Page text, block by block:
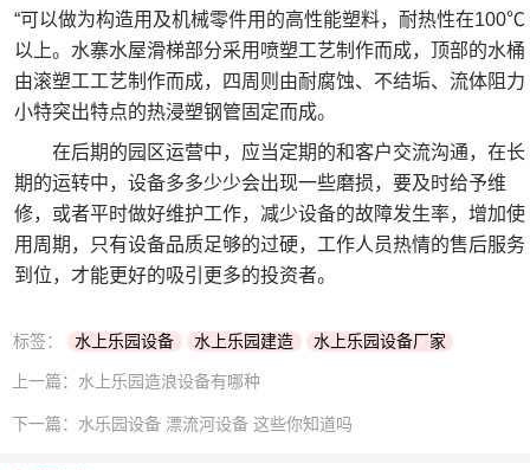
“可以做为构造用及机械零件用的高性能塑料，耐热性在100℃
以上。水寨水屋滑梯部分采用喷塑工艺制作而成，顶部的水桶
由滚塑工工艺制作而成，四周则由耐腐蚀、不结垢、流体阻力
小特突出特点的热浸塑钢管固定而成。
在后期的园区运营中，应当定期的和客户交流沟通，在长
期的运转中，设备多多少少会出现一些磨损，要及时给予维
修，或者平时做好维护工作，减少设备的故障发生率，增加使
用周期，只有设备品质足够的过硬，工作人员热情的售后服务
到位，才能更好的吸引更多的投资者。
标签： 水上乐园设备 水上乐园建造 水上乐园设备厂家
上一篇： 水上乐园造浪设备有哪种
下一篇： 水乐园设备 漂流河设备 这些你知道吗